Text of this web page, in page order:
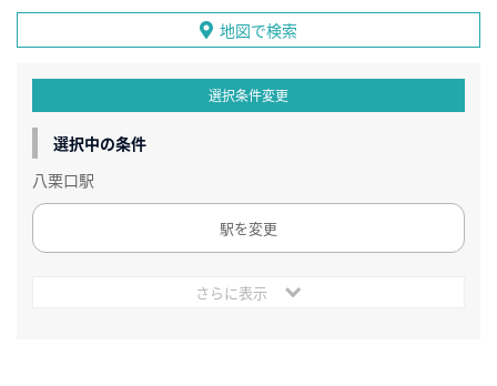
地図で検索
選択条件変更
選択中の条件
八栗口駅
駅を変更
さらに表示